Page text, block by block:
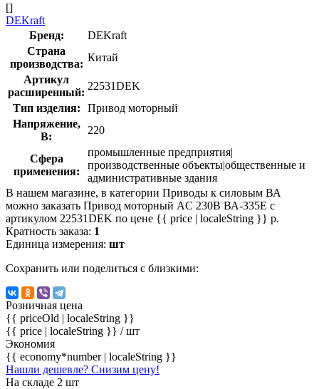
[]
DEKraft
Бренд:
DEKraft
Страна
производства:
Китай
Артикул
расширенный:
22531DEK
Тип изделия:
Привод моторный
Напряжение,
В:
220
Сфера
применения:
промышленные предприятия|
производственные объекты|общественные и
административные здания
В нашем магазине, в категории Приводы к силовым ВА
можно заказать Привод моторный AC 230В ВА-335E с
артикулом 22531DEK по цене {{ price | localeString }} р.
Кратность заказа: 1
Единица измерения: шт
Сохранить или поделиться с близкими:
Розничная цена
{{ priceOld | localeString }}
{{ price | localeString }} / шт
Экономия
{{ economy*number | localeString }}
Нашли дешевле? Снизим цену!
На складе 2 шт